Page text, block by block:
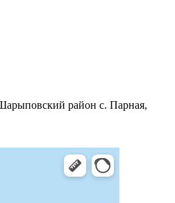
район с. Парная,